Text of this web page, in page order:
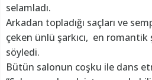
selamladı.
Arkadan topladığı saçları ve
çeken ünlü şarkıcı, en romantik
söyledi.
Bütün salonun coşku ile dans